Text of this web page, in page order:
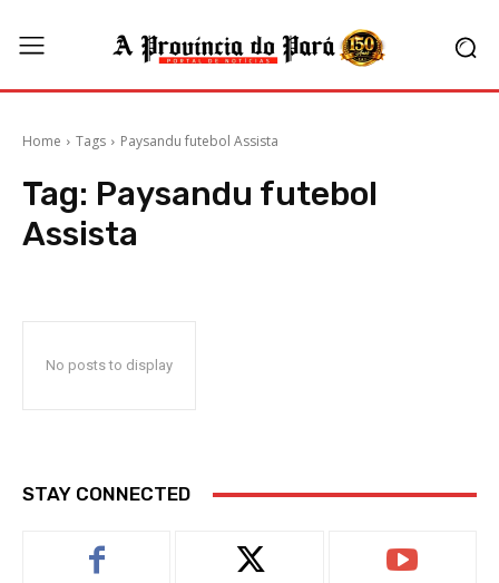
Home Tags Paysandu futebol Assista
Tag: Paysandu futebol
Assista
No posts to display
STAY CONNECTED